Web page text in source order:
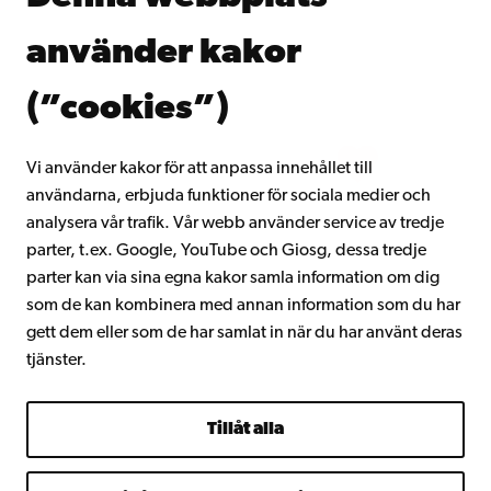
använder kakor
(”cookies”)
Vi använder kakor för att anpassa innehållet till
användarna, erbjuda funktioner för sociala medier och
analysera vår trafik. Vår webb använder service av tredje
parter, t.ex. Google, YouTube och Giosg, dessa tredje
parter kan via sina egna kakor samla information om dig
som de kan kombinera med annan information som du har
gett dem eller som de har samlat in när du har använt deras
tjänster.
Tillåt alla
Gå med i Åbo Akademis alumnnätverk
Intranätet
Facebook InstagramYouTube LinkedIn Blog Snapchat